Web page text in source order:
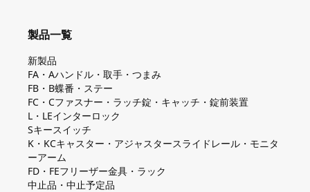
製品一覧
新製品
FA・Aハンドル・取手・つまみ
FB・B蝶番・ステー
FC・Cファスナー・ラッチ錠・キャッチ・錠前装置
L・LEインターロック
Sキースイッチ
K・KCキャスター・アジャスタースライドレール・モニタ
ーアーム
FD・FEフリーザー金具・ラック
中止品・中止予定品